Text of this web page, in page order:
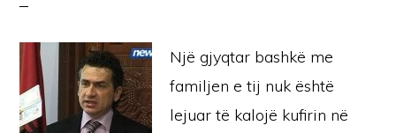
Një gjyqtar bashkë me
familjen e tij nuk është
lejuar të kalojë kufirin në